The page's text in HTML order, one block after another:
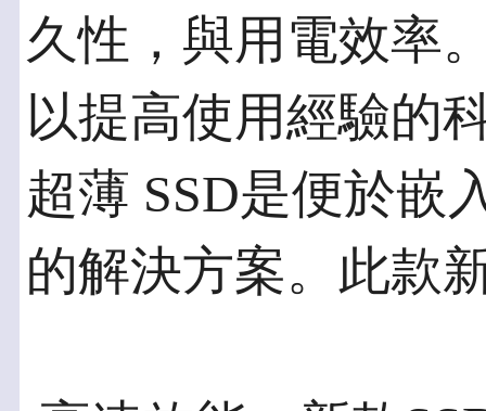
久性，與用電效率
以提高使用經驗的
超薄 SSD是便於嵌
的解決方案。此款